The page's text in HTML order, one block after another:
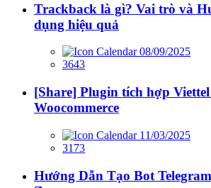
Trackback là gì? Vai trò và
dụng hiệu quả
08/09/2025
3643
[Share] Plugin tích hợp Viettel
Woocommerce
11/03/2025
3173
Hướng Dẫn Tạo Bot